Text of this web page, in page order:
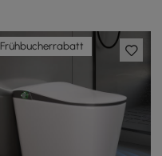
Frühbucherrabatt